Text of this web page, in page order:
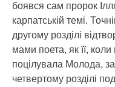
боявся сам пророк
карпатській темі.
другому розділі
мами поета, як її,
поцілувала Молода,
четвертому розділі